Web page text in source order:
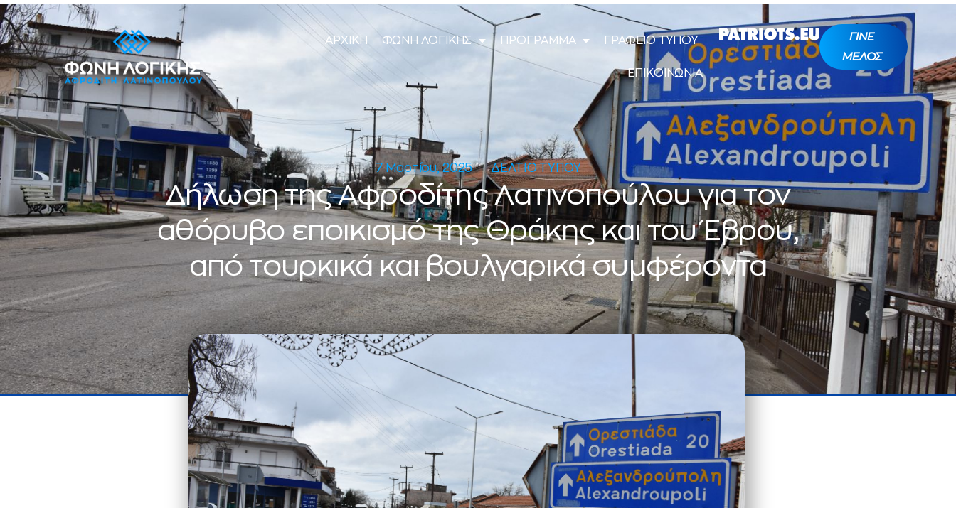
ΑΡΧΙΚΗ ΦΩΝΗ ΛΟΓΙΚΗΣ ΠΡΟΓΡΑΜΜΑ ΓΡΑΦΕΙΟ ΤΥΠΟΥ
ΕΠΙΚΟΙΝΩΝΙΑ
ΓΙΝΕ
ΜΕΛΟΣ
7 Μαρτίου, 2025 ΔΕΛΤΙΟ ΤΥΠΟΥ
Δήλωση της Αφροδίτης Λατινοπούλου για τον
αθόρυβο εποικισμό της Θράκης και του Έβρου,
από τουρκικά και βουλγαρικά συμφέροντα